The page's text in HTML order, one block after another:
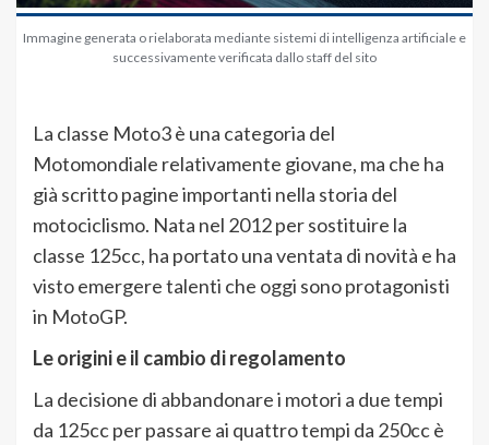
Immagine generata o rielaborata mediante sistemi di intelligenza artificiale e
successivamente verificata dallo staff del sito
La classe Moto3 è una categoria del
Motomondiale relativamente giovane, ma che ha
già scritto pagine importanti nella storia del
motociclismo. Nata nel 2012 per sostituire la
classe 125cc, ha portato una ventata di novità e ha
visto emergere talenti che oggi sono protagonisti
in MotoGP.
Le origini e il cambio di regolamento
La decisione di abbandonare i motori a due tempi
da 125cc per passare ai quattro tempi da 250cc è